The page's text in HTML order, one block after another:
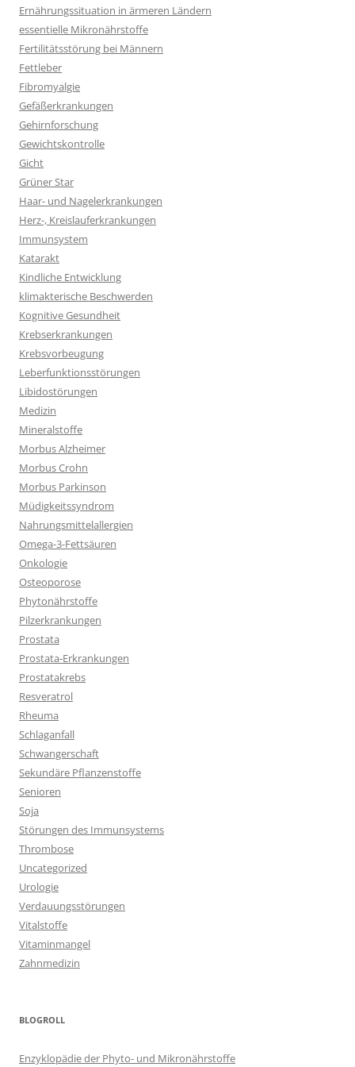
Ernährungssituation in ärmeren Ländern
essentielle Mikronährstoffe
Fertilitätsstörung bei Männern
Fettleber
Fibromyalgie
Gefäßerkrankungen
Gehirnforschung
Gewichtskontrolle
Gicht
Grüner Star
Haar- und Nagelerkrankungen
Herz-, Kreislauferkrankungen
Immunsystem
Katarakt
Kindliche Entwicklung
klimakterische Beschwerden
Kognitive Gesundheit
Krebserkrankungen
Krebsvorbeugung
Leberfunktionsstörungen
Libidostörungen
Medizin
Mineralstoffe
Morbus Alzheimer
Morbus Crohn
Morbus Parkinson
Müdigkeitssyndrom
Nahrungsmittelallergien
Omega-3-Fettsäuren
Onkologie
Osteoporose
Phytonährstoffe
Pilzerkrankungen
Prostata
Prostata-Erkrankungen
Prostatakrebs
Resveratrol
Rheuma
Schlaganfall
Schwangerschaft
Sekundäre Pflanzenstoffe
Senioren
Soja
Störungen des Immunsystems
Thrombose
Uncategorized
Urologie
Verdauungsstörungen
Vitalstoffe
Vitaminmangel
Zahnmedizin
BLOGROLL
Enzyklopädie der Phyto- und Mikronährstoffe